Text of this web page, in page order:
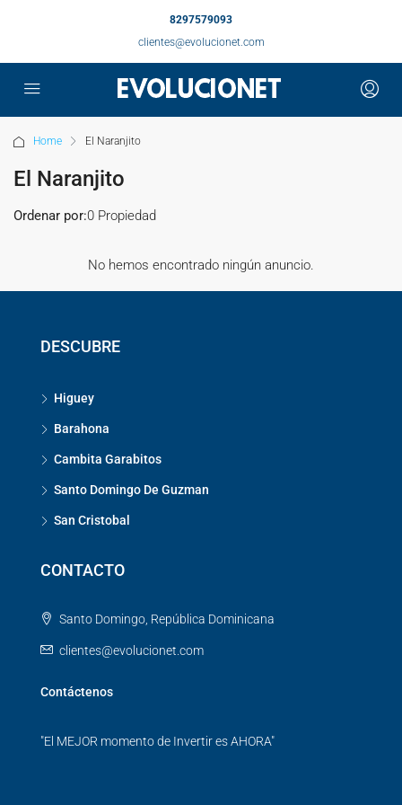
8297579093
clientes@evolucionet.com
Home El Naranjito
El Naranjito
0 Propiedad
Ordenar por:
No hemos encontrado ningún anuncio.
DESCUBRE
Higuey
Barahona
Cambita Garabitos
Santo Domingo De Guzman
San Cristobal
CONTACTO
Santo Domingo, República Dominicana
clientes@evolucionet.com
Contáctenos
"El MEJOR momento de Invertir es AHORA"